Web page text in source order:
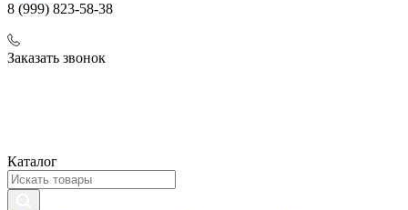
8 (999) 823-58-38
Заказать звонок
Каталог